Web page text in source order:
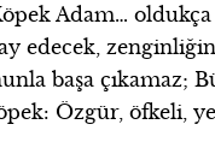
Adam… oldukça
edecek,
başa
Özgür, öfkeli,